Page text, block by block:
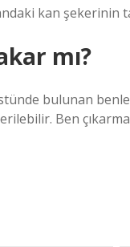
kan şekerinin
mı?
bulunan
Ben